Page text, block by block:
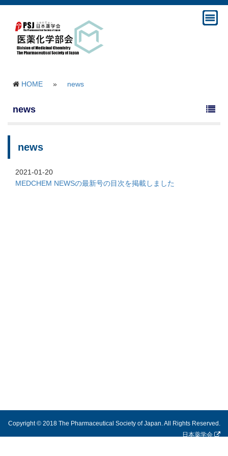
HOME » news
news
news
2021-01-20
MEDCHEM NEWSの最新号の目次を掲載しました
Copyright © 2018 The Pharmaceutical Society of Japan. All Rights Reserved.
日本薬学会